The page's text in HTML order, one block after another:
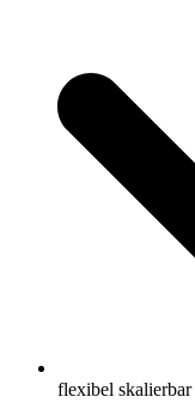
flexibel